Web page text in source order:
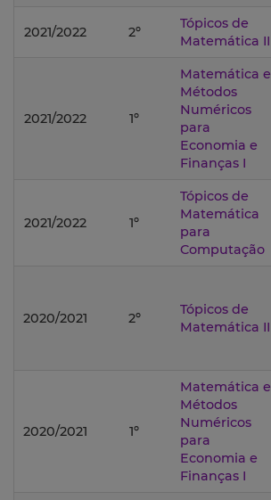
2021/2022 2º
Tópicos de
Matemática II
2021/2022 1º
Matemática e
Métodos
Numéricos
para
Economia e
Finanças I
2021/2022 1º
Tópicos de
Matemática
para
Computação
2020/2021 2º
Tópicos de
Matemática II
2020/2021 1º
Matemática e
Métodos
Numéricos
para
Economia e
Finanças I